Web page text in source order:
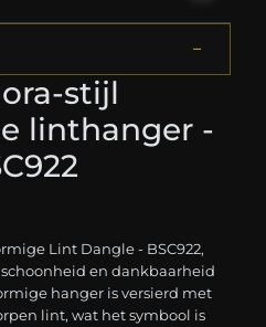
stijl
linthanger -
Lint Dangle - BSC922,
en dankbaarheid
hanger is versierd met
lint, wat het symbool is